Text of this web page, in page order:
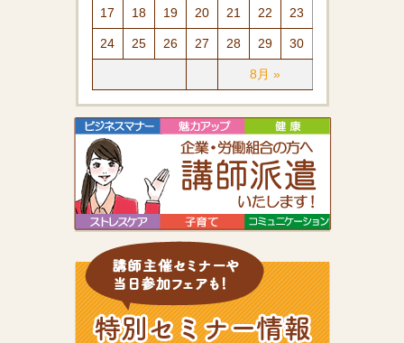
8月 »
17 18 19 20 21 22 23
24 25 26 27 28 29 30